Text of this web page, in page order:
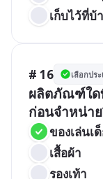
เก็บไว้ที่บ้
# 16 เลือกปร
ผลิตภัณฑ์ใด
ก่อนจำหน่า
ของเล่นเ
เสื้อผ้า
รองเท้า